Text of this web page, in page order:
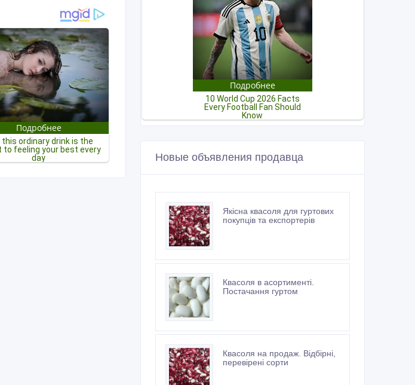
Новые объявления продавца
Якісна квасоля для гуртових
покупців та експортерів
Квасоля в асортименті.
Постачання гуртом
Квасоля на продаж. Відбірні,
перевірені сорти